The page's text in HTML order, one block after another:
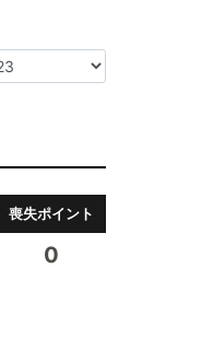
喪失ポイント
0